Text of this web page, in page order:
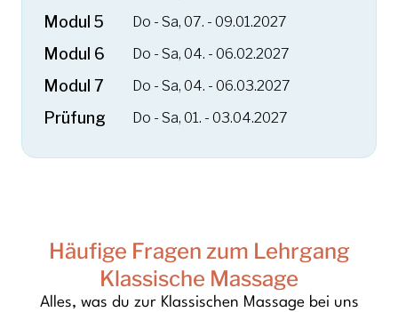
Modul 5 Do - Sa, 07. - 09.01.2027
Modul 6 Do - Sa, 04. - 06.02.2027
Modul 7 Do - Sa, 04. - 06.03.2027
Prüfung Do - Sa, 01. - 03.04.2027
Häufige Fragen zum Lehrgang
Klassische Massage
Alles, was du zur Klassischen Massage bei uns